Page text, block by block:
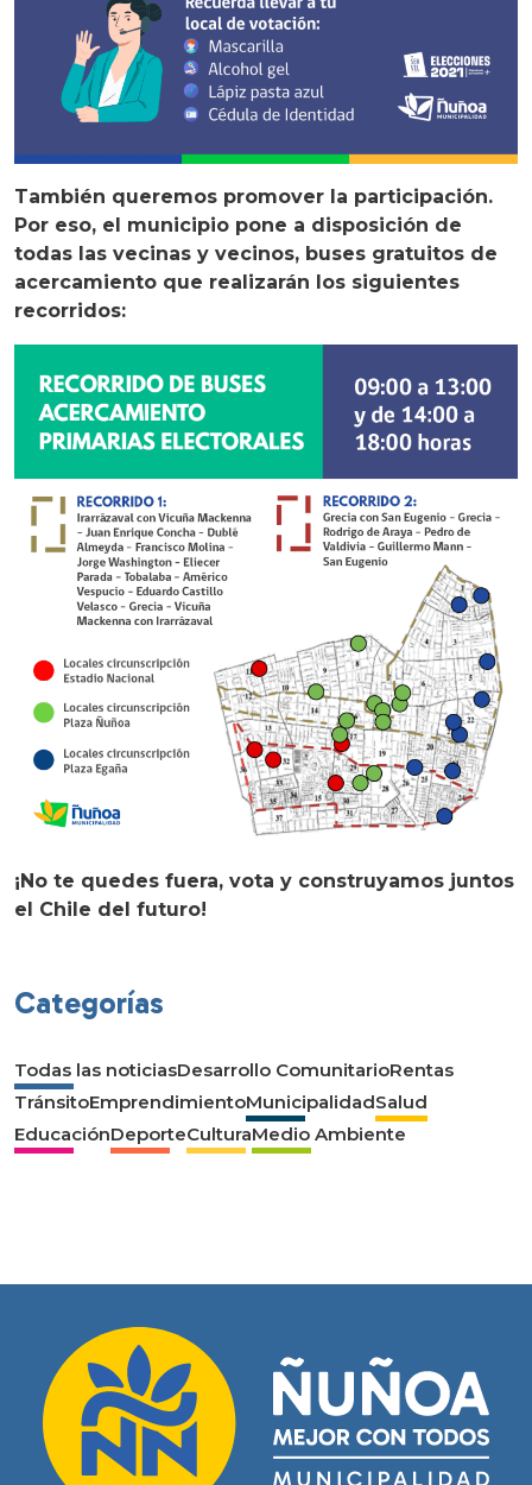
También queremos promover la participación.
Por eso, el municipio pone a disposición de
todas las vecinas y vecinos, buses gratuitos de
acercamiento que realizarán los siguientes
recorridos:
¡No te quedes fuera, vota y construyamos juntos
el Chile del futuro!
Categorías
Todas las noticiasDesarrollo ComunitarioRentas
TránsitoEmprendimientoMunicipalidadSalud
EducaciónDeporteCulturaMedio Ambiente